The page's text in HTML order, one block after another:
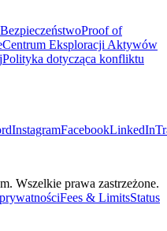
BezpieczeństwoProof of
Centrum Eksploracji Aktywów
Polityka dotycząca konfliktu
InstagramFacebookLinkedIn
Wszelkie prawa zastrzeżone.
Fees & LimitsStatus